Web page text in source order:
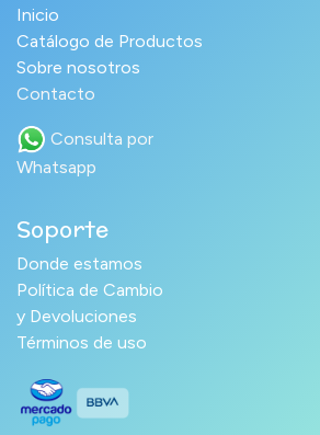
Inicio
Catálogo de Productos
Sobre nosotros
Contacto
Consulta por
Whatsapp
Soporte
Donde estamos
Política de Cambio
y Devoluciones
Términos de uso